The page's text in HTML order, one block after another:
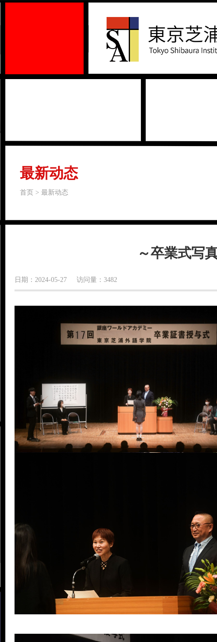
最新动态
首页 > 最新动态
～卒業式写
日期：2024-05-27 访问量：3482